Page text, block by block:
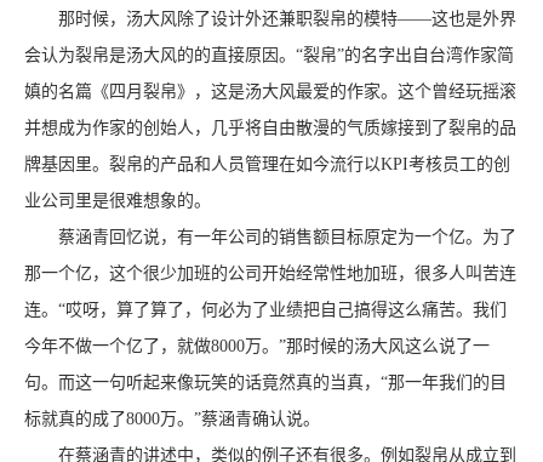
那时候，汤大风除了设计外还兼职裂帛的模特——这也是外界
会认为裂帛是汤大风的的直接原因。“裂帛”的名字出自台湾作家简
嫃的名篇《四月裂帛》，这是汤大风最爱的作家。这个曾经玩摇滚
并想成为作家的创始人，几乎将自由散漫的气质嫁接到了裂帛的品
牌基因里。裂帛的产品和人员管理在如今流行以KPI考核员工的创
业公司里是很难想象的。
蔡涵青回忆说，有一年公司的销售额目标原定为一个亿。为了
那一个亿，这个很少加班的公司开始经常性地加班，很多人叫苦连
连。“哎呀，算了算了，何必为了业绩把自己搞得这么痛苦。我们
今年不做一个亿了，就做8000万。”那时候的汤大风这么说了一
句。而这一句听起来像玩笑的话竟然真的当真，“那一年我们的目
标就真的成了8000万。”蔡涵青确认说。
在蔡涵青的讲述中，类似的例子还有很多。例如裂帛从成立到